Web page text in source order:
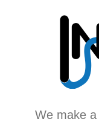
We make